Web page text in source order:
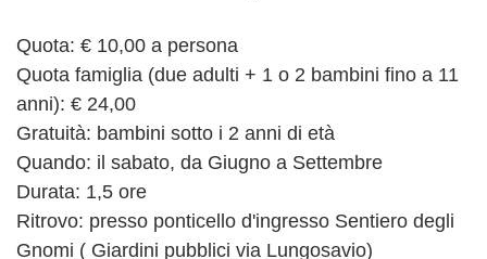
Quota: € 10,00 a persona
Quota famiglia (due adulti + 1 o 2 bambini fino a 11
anni): € 24,00
Gratuità: bambini sotto i 2 anni di età
Quando: il sabato, da Giugno a Settembre
Durata: 1,5 ore
Ritrovo: presso ponticello d'ingresso Sentiero degli
Gnomi ( Giardini pubblici via Lungosavio)